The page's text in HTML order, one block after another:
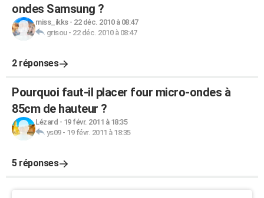
ondes Samsung ?
miss_ikks- 22 déc. 2010 à 08:47
grisou- 22 déc. 2010 à 08:47
2 réponses
Pourquoi faut-il placer four micro-ondes à
85cm de hauteur ?
Lézard - 19 févr. 2011 à 18:35
ys09- 19 févr. 2011 à 18:35
5 réponses